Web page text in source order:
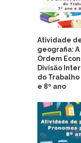
Atividade
geografia: A
Ordem
Divisão
do Trabalho
e 8º ano